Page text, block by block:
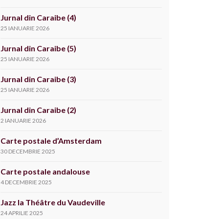
Jurnal din Caraibe (4)
25 IANUARIE 2026
Jurnal din Caraibe (5)
25 IANUARIE 2026
Jurnal din Caraibe (3)
25 IANUARIE 2026
Jurnal din Caraibe (2)
2 IANUARIE 2026
Carte postale d’Amsterdam
30 DECEMBRIE 2025
Carte postale andalouse
4 DECEMBRIE 2025
Jazz la Théâtre du Vaudeville
24 APRILIE 2025